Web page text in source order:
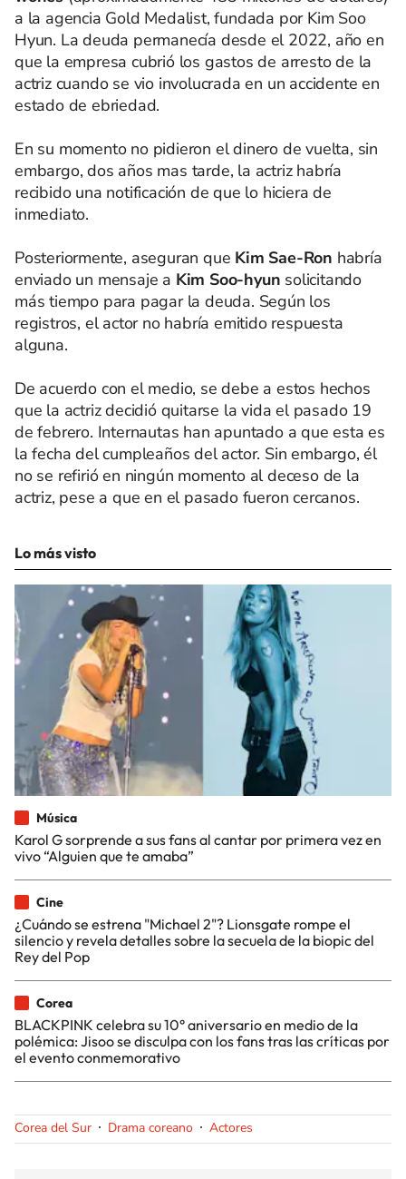
a la agencia Gold Medalist, fundada por Kim Soo
Hyun. La deuda permanecía desde el 2022, año en
que la empresa cubrió los gastos de arresto de la
actriz cuando se vio involucrada en un accidente en
estado de ebriedad.
En su momento no pidieron el dinero de vuelta, sin
embargo, dos años mas tarde, la actriz habría
recibido una notificación de que lo hiciera de
inmediato.
Posteriormente, aseguran que Kim Sae-Ron habría
enviado un mensaje a Kim Soo-hyun solicitando
más tiempo para pagar la deuda. Según los
registros, el actor no habría emitido respuesta
alguna.
De acuerdo con el medio, se debe a estos hechos
que la actriz decidió quitarse la vida el pasado 19
de febrero. Internautas han apuntado a que esta es
la fecha del cumpleaños del actor. Sin embargo, él
no se refirió en ningún momento al deceso de la
actriz, pese a que en el pasado fueron cercanos.
Lo más visto
Música
Karol G sorprende a sus fans al cantar por primera vez en
vivo “Alguien que te amaba”
Cine
¿Cuándo se estrena "Michael 2"? Lionsgate rompe el
silencio y revela detalles sobre la secuela de la biopic del
Rey del Pop
Corea
BLACKPINK celebra su 10° aniversario en medio de la
polémica: Jisoo se disculpa con los fans tras las críticas por
el evento conmemorativo
Corea del Sur Drama coreano Actores